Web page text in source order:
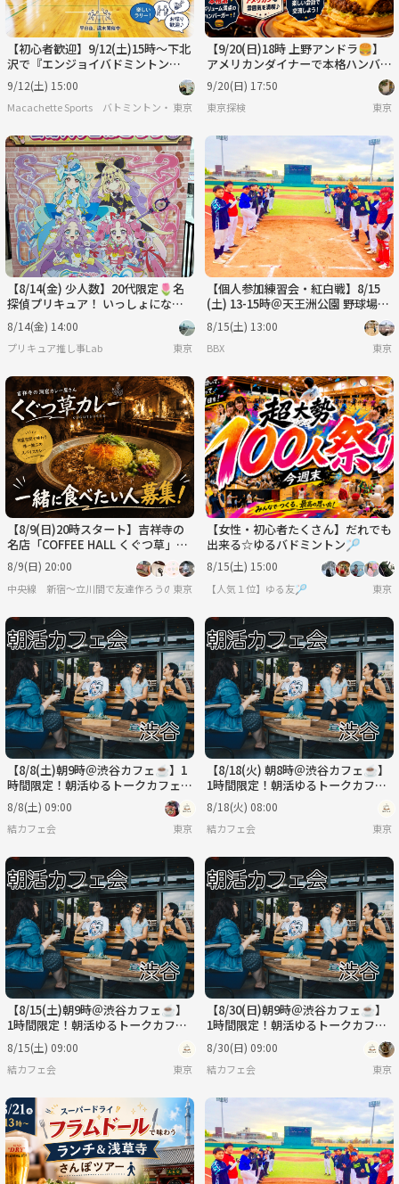
【初心者歓迎】9/12(土)15時〜下北
沢で『エンジョイバドミントン
🏸』試合中心のゆる交流イベン
ト！
9/12(土) 15:00
Macachette Sports バトミントン・フットサル
東京
【9/20(日)18時 上野アンドラ🍔】
アメリカンダイナーで本格ハンバー
ガー会！グルメ仲間集まれ✨
9/20(日) 17:50
東京探検 東京
【8/14(金) 少人数】20代限定🌷名
探偵プリキュア！ いっしょになぞ
とき！はなまるかいけつフェスティ
バル！🕵️
8/14(金) 14:00
プリキュア推し事Lab 東京
【個人参加練習会・紅白戦】8/15
(土) 13-15時＠天王洲公園 野球場Ａ
面
8/15(土) 13:00
BBX 東京
【8/9(日)20時スタート】吉祥寺の
名店「COFFEE HALL くぐつ草」
で、一緒にカレーを食べませんか？
🍛
8/9(日) 20:00
中央線 新宿〜立川間で友達作ろうの会東京
【女性・初心者たくさん】だれでも
出来る☆ゆるバドミントン🏸
8/15(土) 15:00
【人気１位】ゆる友🏸 東京
【8/8(土)朝9時＠渋谷カフェ☕】1
時間限定！朝活ゆるトークカフェ会
✨
8/8(土) 09:00
結カフェ会 東京
【8/18(火) 朝8時＠渋谷カフェ☕】
1時間限定！朝活ゆるトークカフェ
会✨
8/18(火) 08:00
結カフェ会 東京
【8/15(土)朝9時＠渋谷カフェ☕】
1時間限定！朝活ゆるトークカフェ
会✨
8/15(土) 09:00
結カフェ会 東京
【8/30(日)朝9時＠渋谷カフェ☕】
1時間限定！朝活ゆるトークカフェ
会✨
8/30(日) 09:00
結カフェ会 東京